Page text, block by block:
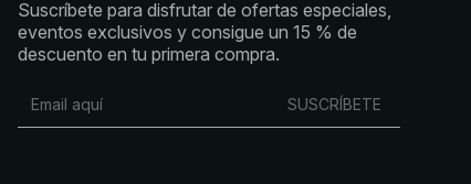
Suscríbete para disfrutar de ofertas especiales,
eventos exclusivos y consigue un 15 % de
descuento en tu primera compra.
SUSCRÍBETE